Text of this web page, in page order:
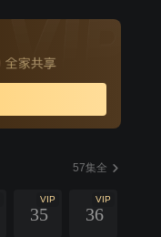
57集全
VIP
35
VIP
36